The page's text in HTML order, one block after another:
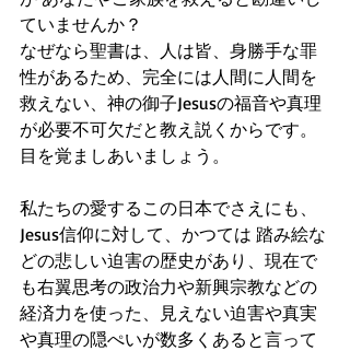
ていませんか？
なぜなら聖書は、人は皆、身勝手な罪
性があるため、完全には人間に人間を
救えない、神の御子Jesusの福音や真理
が必要不可欠だと教え説くからです。
目を覚ましあいましょう。
私たちの愛するこの日本でさえにも、
Jesus信仰に対して、かつては 踏み絵な
どの悲しい迫害の歴史があり、現在で
も右翼思考の政治力や新興宗教などの
経済力を使った、見えない迫害や真実
や真理の隠ぺいが数多くあると言って